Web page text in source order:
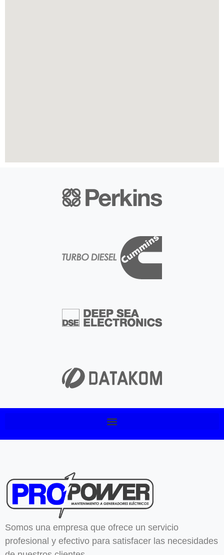
Somos una empresa que ofrece un servicio
profesional y efectivo para satisfacer las necesidades